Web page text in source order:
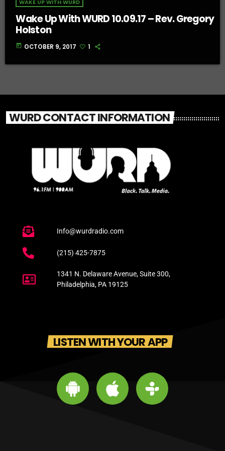
WAKE UP WITH WURD
Wake Up With WURD 10.09.17 – Rev. Gregory
Holston
today OCTOBER 9, 2017 1
WURD CONTACT INFORMATION
Info@wurdradio.com
(215) 425-7875
1341 N. Delaware Avenue, Suite 300,
Philadelphia, PA 19125
LISTEN WITH YOUR APP